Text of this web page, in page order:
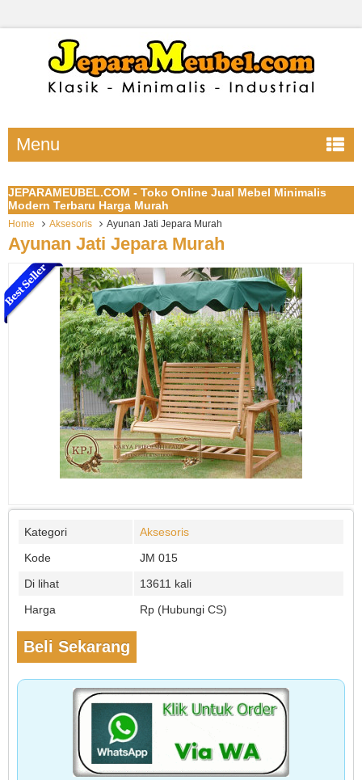
Menu
JEPARAMEUBEL.COM - Toko Online Jual Mebel Minimalis
Modern Terbaru Harga Murah
Home Aksesoris Ayunan Jati Jepara Murah
Ayunan Jati Jepara Murah
Kategori
Aksesoris
Kode
JM 015
Di lihat
13611 kali
Harga
Rp (Hubungi CS)
Beli Sekarang